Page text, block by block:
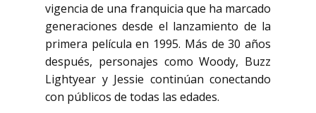
vigencia de una franquicia que ha marcado
generaciones desde el lanzamiento de la
primera película en 1995. Más de 30 años
después, personajes comoWoody, Buzz
Lightyear y Jessie continúan conectando
con públicos de todas las edades.